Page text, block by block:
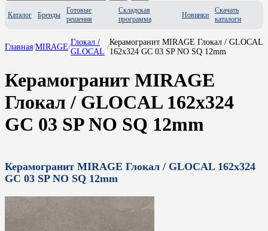
Каталог Бренды
Готовые
решения
Складская
программа
Новинки
Скачать
каталоги
Главная/MIRAGE/
Глокал /
GLOCAL
/
Керамогранит MIRAGE Глокал / GLOCAL
162x324 GC 03 SP NO SQ 12mm
Керамогранит MIRAGE
Глокал / GLOCAL 162x324
GC 03 SP NO SQ 12mm
Керамогранит MIRAGE Глокал / GLOCAL 162x324
GC 03 SP NO SQ 12mm